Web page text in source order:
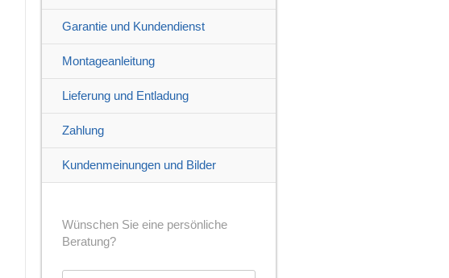
Garantie und Kundendienst
Montageanleitung
Lieferung und Entladung
Zahlung
Kundenmeinungen und Bilder
Wünschen Sie eine persönliche
Beratung?